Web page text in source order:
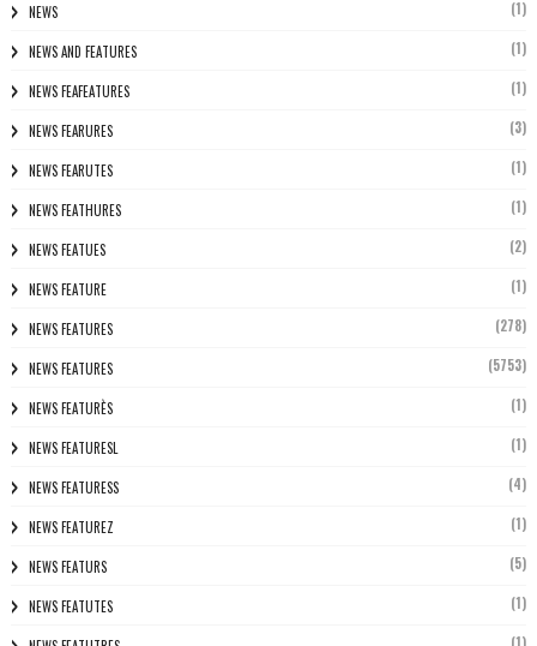
NEWS (1)
NEWS AND FEATURES (1)
NEWS FEAFEATURES (1)
NEWS FEARURES (3)
NEWS FEARUTES (1)
NEWS FEATHURES (1)
NEWS FEATUES (2)
NEWS FEATURE (1)
NEWS FEATURES (278)
NEWS FEATURES (5753)
NEWS FEATURÈS (1)
NEWS FEATURESL (1)
NEWS FEATURESS (4)
NEWS FEATUREZ (1)
NEWS FEATURS (5)
NEWS FEATUTES (1)